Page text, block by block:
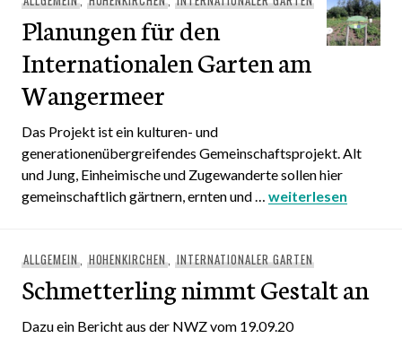
Planungen für den
Internationalen Garten am
Wangermeer
Das Projekt ist ein kulturen- und
generationenübergreifendes Gemeinschaftsprojekt. Alt
und Jung, Einheimische und Zugewanderte sollen hier
gemeinschaftlich gärtnern, ernten und … Planungen für den
weiterlesen
ALLGEMEIN, HOHENKIRCHEN,INTERNATIONALER GARTEN
Schmetterling nimmt Gestalt an
Dazu ein Bericht aus der NWZ vom 19.09.20